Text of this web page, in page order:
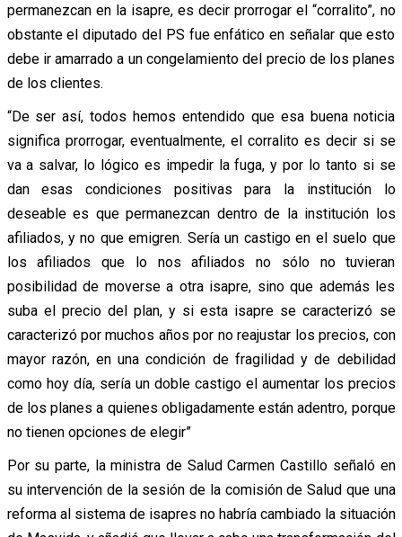
permanezcan en la isapre, es decir prorrogar el “corralito”, no
obstante el diputado del PS fue enfático en señalar que esto
debe ir amarrado a un congelamiento del precio de los planes
de los clientes.
“De ser así, todos hemos entendido que esa buena noticia
significa prorrogar, eventualmente, el corralito es decir si se
va a salvar, lo lógico es impedir la fuga, y por lo tanto si se
dan esas condiciones positivas para la institución lo
deseable es que permanezcan dentro de la institución los
afiliados, y no que emigren. Sería un castigo en el suelo que
los afiliados que lo nos afiliados no sólo no tuvieran
posibilidad de moverse a otra isapre, sino que además les
suba el precio del plan, y si esta isapre se caracterizó se
caracterizó por muchos años por no reajustar los precios, con
mayor razón, en una condición de fragilidad y de debilidad
como hoy día, sería un doble castigo el aumentar los precios
de los planes a quienes obligadamente están adentro, porque
no tienen opciones de elegir”
Por su parte, la ministra de Salud Carmen Castillo señaló en
su intervención de la sesión de la comisión de Salud que una
reforma al sistema de isapres no habría cambiado la situación